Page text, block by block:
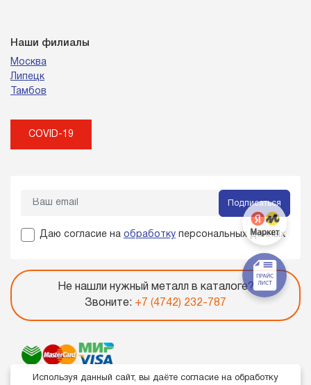
Наши филиалы
Москва
Липецк
Тамбов
COVID-19
Подписаться
Даю согласие на обработку персональных данных
Не нашли нужный металл в каталоге?
Звоните: +7 (4742) 232-787
Используя данный сайт, вы даёте согласие на обработку